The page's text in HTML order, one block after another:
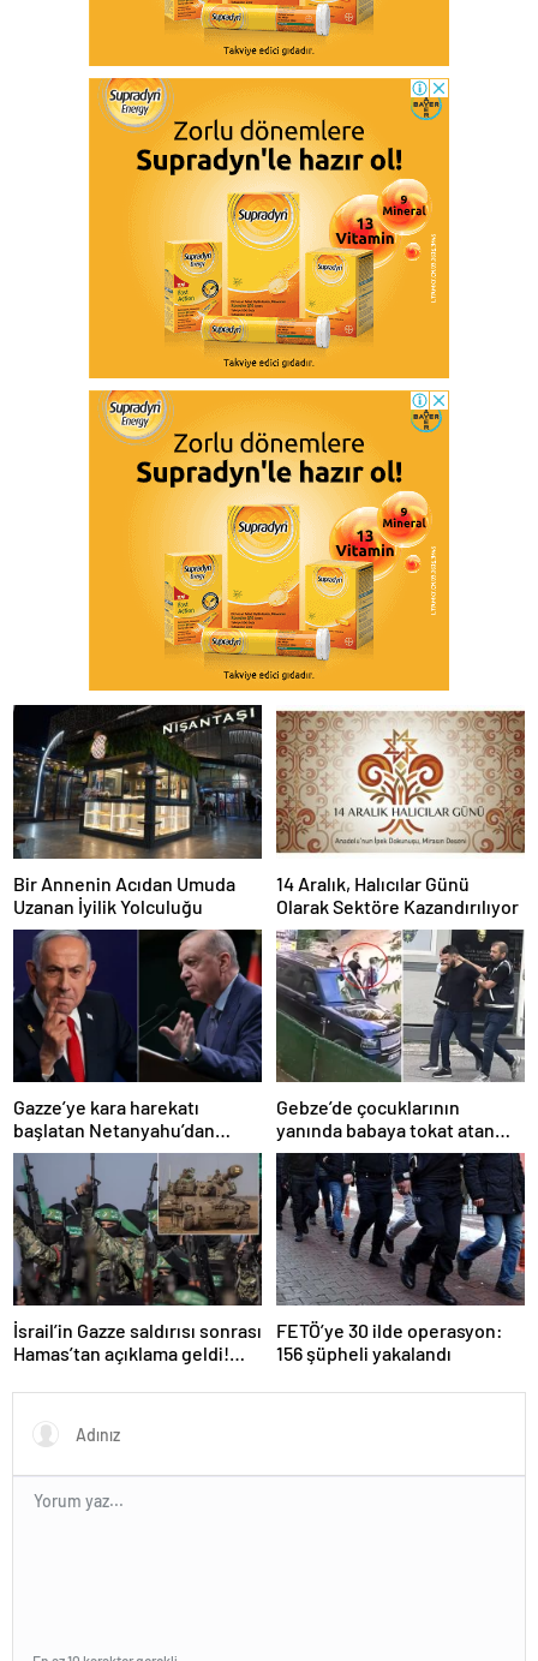
Bir Annenin Acıdan Umuda
Uzanan İyilik Yolculuğu
14 Aralık, Halıcılar Günü
Olarak Sektöre Kazandırılıyor
Gazze’ye kara harekatı
başlatan Netanyahu’dan
Erdoğan’a küstah sözler
Gebze’de çocuklarının
yanında babaya tokat atan
sürücü tutuklandı
İsrail’in Gazze saldırısı sonrası
Hamas’tan açıklama geldi!
FETÖ’ye 30 ilde operasyon:
156 şüpheli yakalandı